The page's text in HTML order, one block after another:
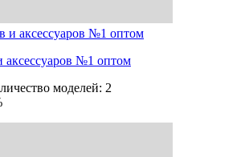
аксессуаров №1 оптом
моделей: 2